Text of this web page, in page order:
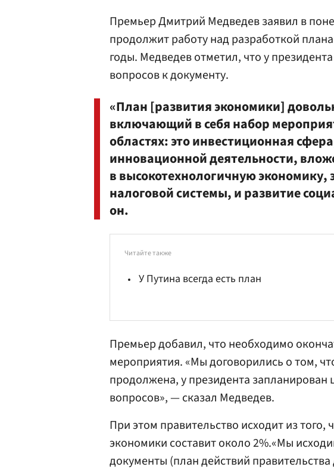
Премьер Дмитрий Медведев заявил в
продолжит работу над разработкой
годы. Медведев отметил, что у
вопросов к документу.
«План [развития экономики]
включающий в себя набор
областях: это инвестиционная
инновационной деятельности,
в высокотехнологичную экономику,
налоговой системы, и развитие
он.
Читайте также
У Путина всегда есть план
Премьер добавил, что необходимо
мероприятия. «Мы договорились о том,
продолжена, у президента запланирован
вопросов», — сказал Медведев.
При этом правительство исходит из того,
экономики составит около 2%.«Мы
документы (план действий правительства